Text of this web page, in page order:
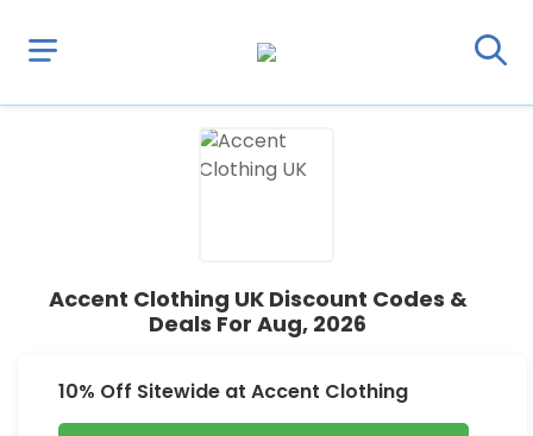
Accent Clothing UK Discount Codes &
Deals For Aug, 2026
10% Off Sitewide at Accent Clothing